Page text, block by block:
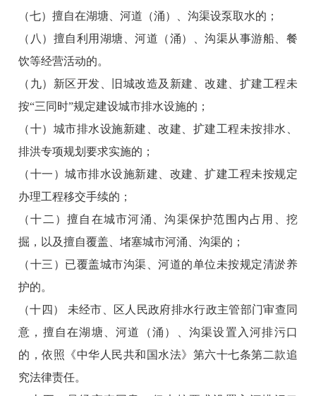
（七）擅自在湖塘、河道（涌）、沟渠设泵取水的；
（八）擅自利用湖塘、河道（涌）、沟渠从事游船、餐
饮等经营活动的。
（九）新区开发、旧城改造及新建、改建、扩建工程未
按“三同时”规定建设城市排水设施的；
（十）城市排水设施新建、改建、扩建工程未按排水、
排洪专项规划要求实施的；
（十一）城市排水设施新建、改建、扩建工程未按规定
办理工程移交手续的；
（十二）擅自在城市河涌、沟渠保护范围内占用、挖
掘，以及擅自覆盖、堵塞城市河涌、沟渠的；
（十三）已覆盖城市沟渠、河道的单位未按规定清淤养
护的。
（十四） 未经市、区人民政府排水行政主管部门审查同
意，擅自在湖塘、河道（涌）、沟渠设置入河排污口
的，依照《中华人民共和国水法》第六十七条第二款追
究法律责任。